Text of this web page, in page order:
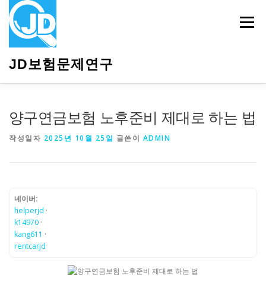
JD보험문제연구
메뉴
양구연금보험 노후준비 제대로 하는 법
작성일자 2025년 10월 25일 글쓴이 ADMIN
네이버:
helperjd ·
k14970 ·
kang611 ·
rentcarjd